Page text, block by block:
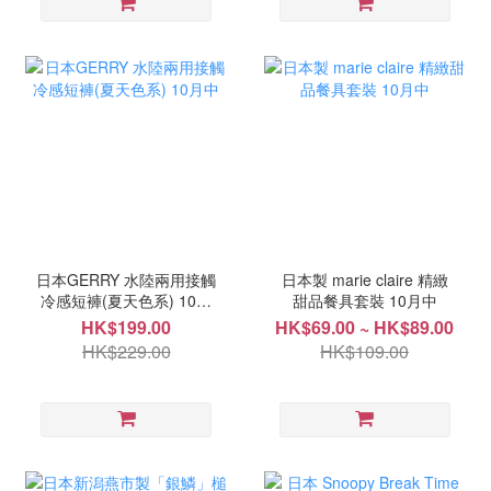
日本GERRY 水陸兩用接觸
冷感短褲(夏天色系) 10月
中
HK$199.00
HK$229.00
日本製 marie claire 精緻
甜品餐具套裝 10月中
HK$69.00 ~ HK$89.00
HK$109.00